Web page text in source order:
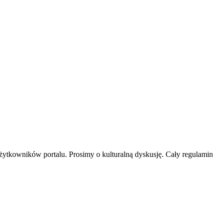
portalu. Prosimy o kulturalną dyskusję. Cały regulamin